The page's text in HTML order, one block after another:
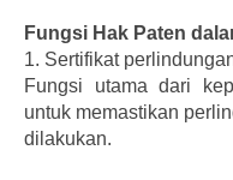
Fungsi Hak Paten
1. Sertifikat
Fungsi utama dari
untuk memastikan
dilakukan.